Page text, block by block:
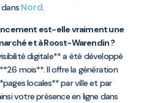
dans Nord.
est-elle vraiment une
et à Roost-Warendin ?
digitale** a été développé
mois**. Il offre la génération
locales** par ville et par
votre présence en ligne dans